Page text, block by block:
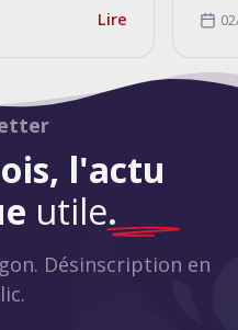
Lire
l'actu
utile.
Désinscription en